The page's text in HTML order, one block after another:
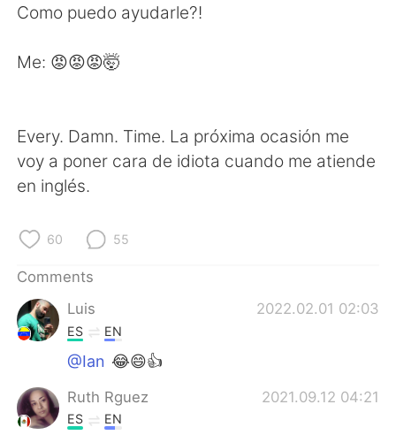
Como puedo ayudarle?!
Me: 😡😡😡🤯
Every. Damn. Time. La próxima ocasión me
voy a poner cara de idiota cuando me atiende
en inglés.
60 55
Comments
Luis
2022.02.01 02:03
ES EN
@Ian 😂😄👍
Ruth Rguez 2021.09.12 04:21
ES EN